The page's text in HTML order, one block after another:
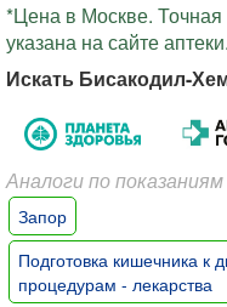
*Цена в Москве.
указана на сайте аптеки.
Искать Бисакодил-
Аналоги по
Запор
Подготовка кишечника к
процедурам - лекарства